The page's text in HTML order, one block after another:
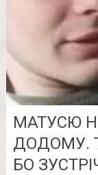
МАТУСЮ
ДОДОМУ.
БО